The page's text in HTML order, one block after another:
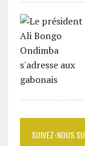
SUIVEZ-NOUS